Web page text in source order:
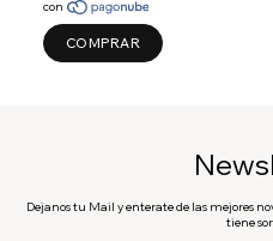
COMPRAR
Dejanos tu Mail y enterate de las mejores
tiene